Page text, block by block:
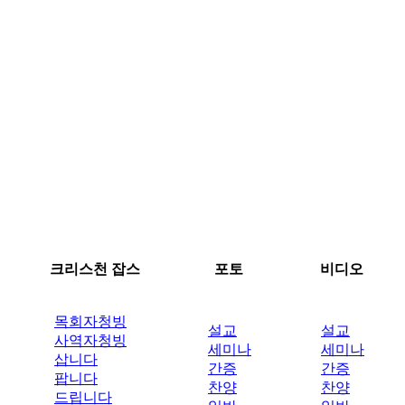
크리스천 잡스 포토 비디오
목회자청빙
사역자청빙
삽니다
팝니다
드립니다
설교
세미나
간증
찬양
설교
세미나
간증
찬양